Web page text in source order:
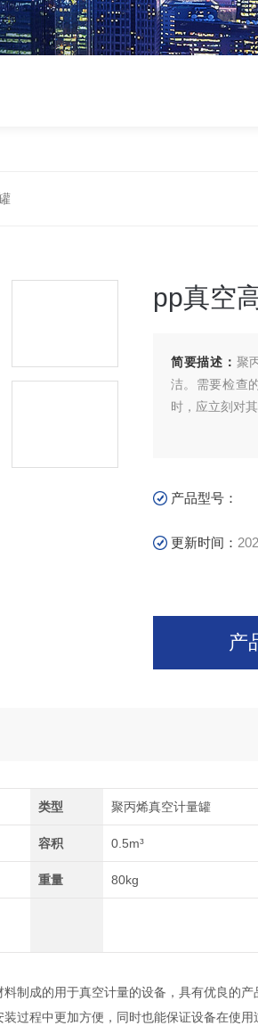
pp真空
简要描述： 聚
洁。需要检查
时，应立刻对其
产品型号：
更新时间：
产
类型 聚丙烯真空计量罐
容积 0.5m³
重量 80kg
制成的用于真空计量的设备，具有优良的
过程中更加方便，同时也能保证设备在使